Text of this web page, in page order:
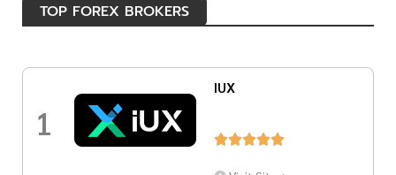
TOP FOREX BROKERS
1
IUX
